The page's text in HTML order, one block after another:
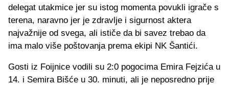
delegat utakmice jer su istog momenta povukli igrače s
terena, naravno jer je zdravlje i sigurnost aktera
najvažnije od svega, ali ističe da bi savez trebao da
ima malo više poštovanja prema ekipi NK Šantići.
Gosti iz Foijnice vodili su 2:0 pogocima Emira Fejzića u
14. i Semira Bišće u 30. minuti, ali je neposredno prije